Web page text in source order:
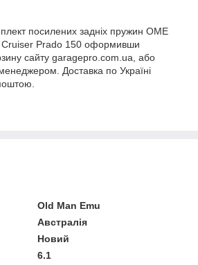
посилених задніх пружин OME
Cruiser Prado 150 оформивши
сайту garagepro.com.ua, або
Доставка по Україні
Old Man Emu
Австралія
Новий
6.1